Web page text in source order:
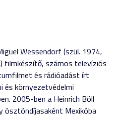
Wessendorf (szül. 1974,
filmkészítő, számos televíziós
és rádióadást írt
és környezetvédelmi
2005-ben a Heinrich Böll
ösztöndíjasaként Mexikóba